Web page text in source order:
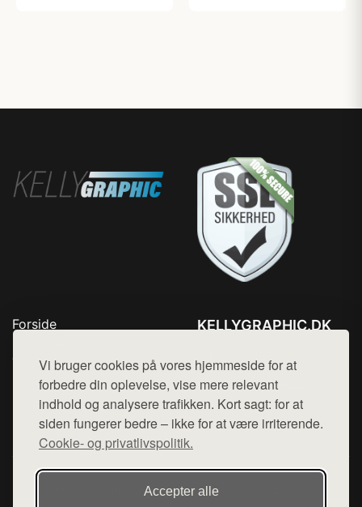
Vi bruger cookies på vores hjemmeside for at
forbedre din oplevelse, vise mere relevant
indhold og analysere trafikken. Kort sagt: for at
siden fungerer bedre – ikke for at være irriterende.
Cookie- og privatlivspolitik.
Accepter alle
Forside
Top Rabatter
Blog
Kontakt
KELLYGRAPHIC.DK
Mail: hej@want.dk
Cookie- og privatlivspolitik
Denne side er en del af want.dk, der udgiver en række